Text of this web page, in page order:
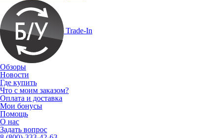
Trade-In
Обзоры
Новости
Где купить
Что с моим заказом?
Оплата и доставка
Мои бонусы
Помощь
О нас
Задать вопрос